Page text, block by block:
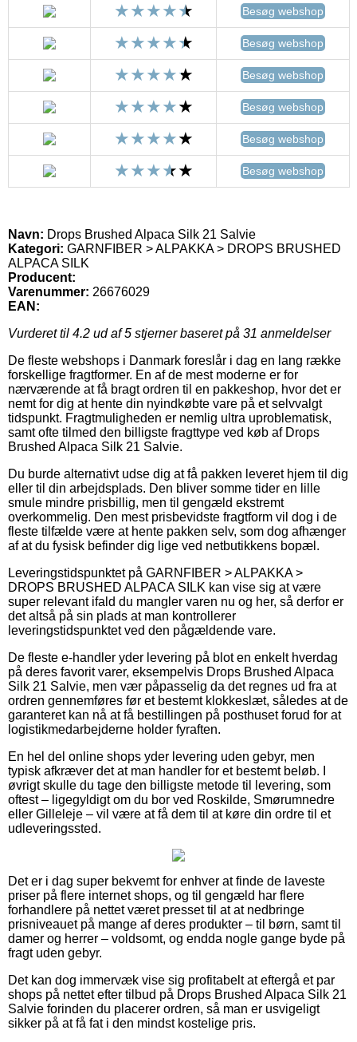
Besøg webshop
Besøg webshop
Besøg webshop
Besøg webshop
Besøg webshop
Besøg webshop
Navn: Drops Brushed Alpaca Silk 21 Salvie
Kategori: GARNFIBER > ALPAKKA > DROPS BRUSHED
ALPACA SILK
Producent:
Varenummer: 26676029
EAN:
Vurderet til 4.2 ud af 5 stjerner baseret på 31 anmeldelser
De fleste webshops i Danmark foreslår i dag en lang række
forskellige fragtformer. En af de mest moderne er for
nærværende at få bragt ordren til en pakkeshop, hvor det er
nemt for dig at hente din nyindkøbte vare på et selvvalgt
tidspunkt. Fragtmuligheden er nemlig ultra uproblematisk,
samt ofte tilmed den billigste fragttype ved køb af Drops
Brushed Alpaca Silk 21 Salvie.
Du burde alternativt udse dig at få pakken leveret hjem til dig
eller til din arbejdsplads. Den bliver somme tider en lille
smule mindre prisbillig, men til gengæld ekstremt
overkommelig. Den mest prisbevidste fragtform vil dog i de
fleste tilfælde være at hente pakken selv, som dog afhænger
af at du fysisk befinder dig lige ved netbutikkens bopæl.
Leveringstidspunktet på GARNFIBER > ALPAKKA >
DROPS BRUSHED ALPACA SILK kan vise sig at være
super relevant ifald du mangler varen nu og her, så derfor er
det altså på sin plads at man kontrollerer
leveringstidspunktet ved den pågældende vare.
De fleste e-handler yder levering på blot en enkelt hverdag
på deres favorit varer, eksempelvis Drops Brushed Alpaca
Silk 21 Salvie, men vær påpasselig da det regnes ud fra at
ordren gennemføres før et bestemt klokkeslæt, således at de
garanteret kan nå at få bestillingen på posthuset forud for at
logistikmedarbejderne holder fyraften.
En hel del online shops yder levering uden gebyr, men
typisk afkræver det at man handler for et bestemt beløb. I
øvrigt skulle du tage den billigste metode til levering, som
oftest – ligegyldigt om du bor ved Roskilde, Smørumnedre
eller Gilleleje – vil være at få dem til at køre din ordre til et
udleveringssted.
Det er i dag super bekvemt for enhver at finde de laveste
priser på flere internet shops, og til gengæld har flere
forhandlere på nettet været presset til at at nedbringe
prisniveauet på mange af deres produkter – til børn, samt til
damer og herrer – voldsomt, og endda nogle gange byde på
fragt uden gebyr.
Det kan dog immervæk vise sig profitabelt at eftergå et par
shops på nettet efter tilbud på Drops Brushed Alpaca Silk 21
Salvie forinden du placerer ordren, så man er usvigeligt
sikker på at få fat i den mindst kostelige pris.